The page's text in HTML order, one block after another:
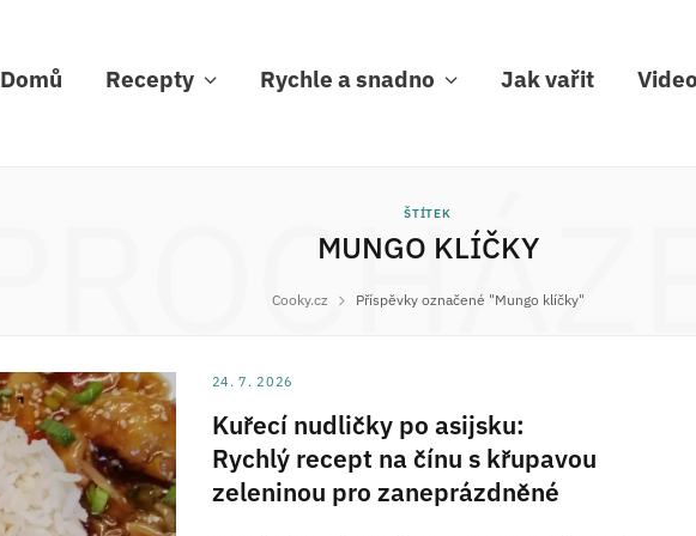
Domů Recepty Rychle a snadno Jak vařit Video
ŠTÍTEK
MUNGO KLÍČKY
Cooky.cz Příspěvky označené "Mungo klíčky"
24. 7. 2026
Kuřecí nudličky po asijsku:
Rychlý recept na čínu s křupavou
zeleninou pro zaneprázdněné